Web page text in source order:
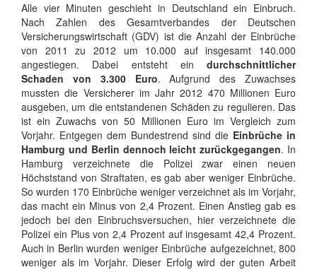
Alle vier Minuten geschieht in Deutschland ein Einbruch.
Nach Zahlen des Gesamtverbandes der Deutschen
Versicherungswirtschaft (GDV) ist die Anzahl der Einbrüche
von 2011 zu 2012 um 10.000 auf insgesamt 140.000
angestiegen. Dabei entsteht ein durchschnittlicher
Schaden von 3.300 Euro. Aufgrund des Zuwachses
mussten die Versicherer im Jahr 2012 470 Millionen Euro
ausgeben, um die entstandenen Schäden zu regulieren. Das
ist ein Zuwachs von 50 Millionen Euro im Vergleich zum
Vorjahr. Entgegen dem Bundestrend sind die Einbrüche in
Hamburg und Berlin dennoch leicht zurückgegangen. In
Hamburg verzeichnete die Polizei zwar einen neuen
Höchststand von Straftaten, es gab aber weniger Einbrüche.
So wurden 170 Einbrüche weniger verzeichnet als im Vorjahr,
das macht ein Minus von 2,4 Prozent. Einen Anstieg gab es
jedoch bei den Einbruchsversuchen, hier verzeichnete die
Polizei ein Plus von 2,4 Prozent auf insgesamt 42,4 Prozent.
Auch in Berlin wurden weniger Einbrüche aufgezeichnet, 800
weniger als im Vorjahr. Dieser Erfolg wird der guten Arbeit